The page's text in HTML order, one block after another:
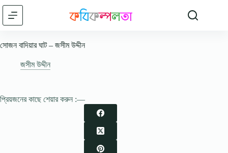
Skip
content
সোজন বাদিয়ার ঘাট – জসীম উদ্দীন
জসীম উদ্দীন
প্রিয়জনের কাছে শেয়ার করুন :—